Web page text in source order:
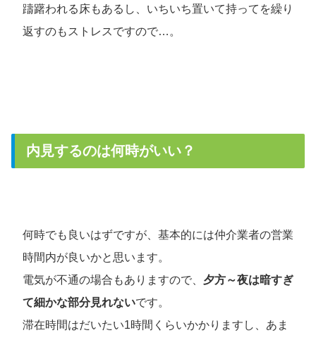
躊躇われる床もあるし、いちいち置いて持ってを繰り
返すのもストレスですので…。
内見するのは何時がいい？
何時でも良いはずですが、基本的には仲介業者の営業
時間内が良いかと思います。
電気が不通の場合もありますので、 夕方～夜は暗すぎ
て細かな部分見れないです。
滞在時間はだいたい1時間くらいかかりますし、あま